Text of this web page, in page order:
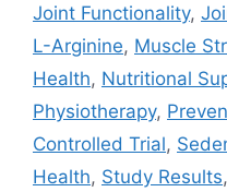
Joint Functionality,
L-Arginine, Muscle
Health, Nutritional
Physiotherapy,
Controlled Trial,
Health, Study Results,